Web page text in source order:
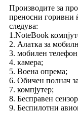
Производите за
преносни горивни
следува:
1.NoteBook
2. Алатка за
3. мобилен
4. камера;
5. Воена опрема;
6. Обичен полнач
7. компјутер;
8. Бесправен
9. Беспилотни